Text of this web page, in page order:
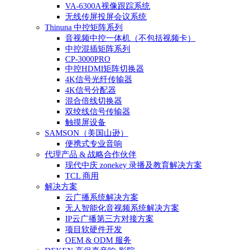
VA-6300A视像跟踪系统
无线传屏投屏会议系统
Thinuna 中控矩阵系列
音视频中控一体机（不包括视频卡）
中控混插矩阵系列
CP-3000PRO
中控HDMI矩阵切换器
4K信号光纤传输器
4K信号分配器
混合倍线切换器
双绞线信号传输器
触摸屏设备
SAMSON（美国山逊）
便携式专业音响
代理产品 & 战略合作伙伴
现代中庆 zonekey 录播及教育解决方案
TCL 商用
解决方案
云广播系统解决方案
无人智能化音视频系统解决方案
IP云广播第三方对接方案
项目软硬件开发
OEM & ODM 服务